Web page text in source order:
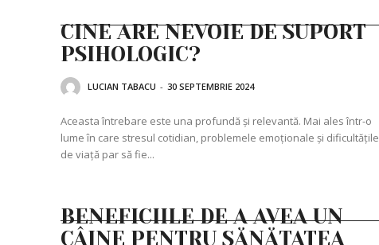
CINE ARE NEVOIE DE SUPORT
PSIHOLOGIC?
LUCIAN TABACU - 30 SEPTEMBRIE 2024
Aceasta întrebare este una profundă și relevantă. Mai ales într-o
lume în care stresul cotidian, problemele emoționale și dificultățile
de viață par să fie...
BENEFICIILE DE A AVEA UN
CÂINE PENTRU SĂNĂTATEA